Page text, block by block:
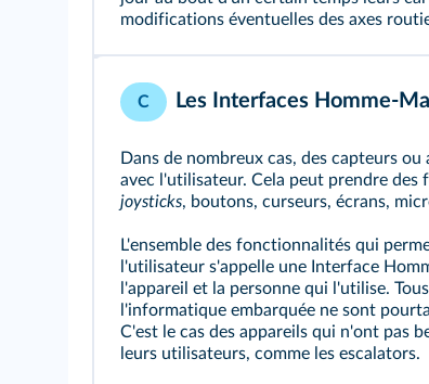
modifications éventuelles des axes
C Les Interfaces Homme-
Dans de nombreux cas, des capteurs
avec l'utilisateur. Cela peut prendre des
joysticks, boutons, curseurs, écrans,
L'ensemble des fonctionnalités qui
l'utilisateur s'appelle une Interface
l'appareil et la personne qui l'utilise.
l'informatique embarquée ne sont
C'est le cas des appareils qui n'ont pas
leurs utilisateurs, comme les escalators.